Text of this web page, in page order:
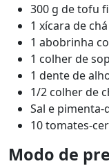
300 g de tofu
1 xícara de
1 abobrinha
1 colher de
1 dente de
1/2 colher de
Sal e
10 tomates-
Modo de